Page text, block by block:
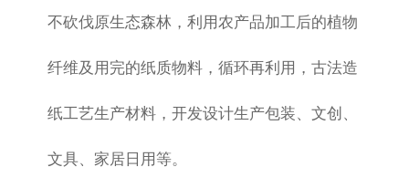
不砍伐原生态森林，利用农产品加工后的植物
纤维及用完的纸质物料，循环再利用，古法造
纸工艺生产材料，开发设计生产包装、文创、
文具、家居日用等。